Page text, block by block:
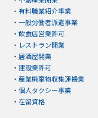
・ 有料職業紹介事業
・ 一般労働者派遣事業
・ 飲食店営業許可
・ レストラン開業
・ 居酒屋開業
・ 建設業許可
・ 産業廃棄物収集運搬業
・ 個人タクシー事業
・ 在留資格